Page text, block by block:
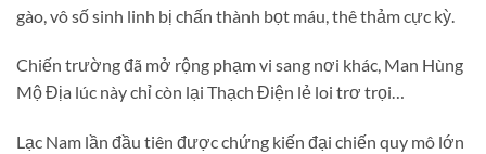
gào, vô số sinh linh bị chấn thành bọt máu, thê thảm cực kỳ.
Chiến trường đã mở rộng phạm vi sang nơi khác, Man Hùng
Mộ Địa lúc này chỉ còn lại Thạch Điện lẻ loi trơ trọi…
Lạc Nam lần đầu tiên được chứng kiến đại chiến quy mô lớn